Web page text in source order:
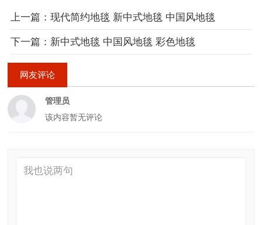
上一篇：现代简约地毯 新中式地毯 中国风地毯
下一篇：新中式地毯 中国风地毯 彩色地毯
网友评论
管理员
该内容暂无评论